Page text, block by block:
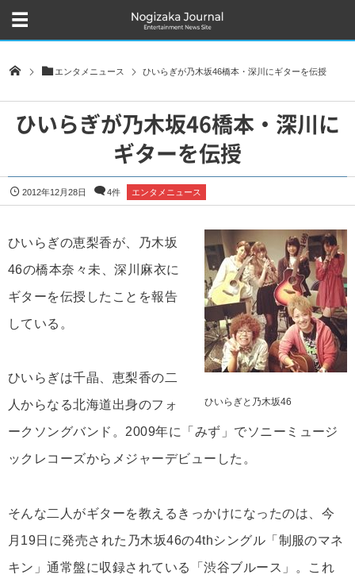
エンタメニュース ひいらぎが乃木坂46橋本・深川にギターを伝授
ひいらぎが乃木坂46橋本・深川に
ギターを伝授
2012年12月28日 4件 エンタメニュース
ひいらぎと乃木坂46
ひいらぎの恵梨香が、乃木坂
46の橋本奈々未、深川麻衣に
ギターを伝授したことを報告
している。
ひいらぎは千晶、恵梨香の二
人からなる北海道出身のフォ
ークソングバンド。2009年に「みず」でソニーミュージ
ックレコーズからメジャーデビューした。
そんな二人がギターを教えるきっかけになったのは、今
月19日に発売された乃木坂46の4thシングル「制服のマネ
キン」通常盤に収録されている「渋谷ブルース」。これ